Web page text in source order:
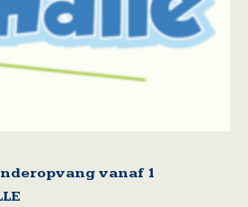
vanaf 1